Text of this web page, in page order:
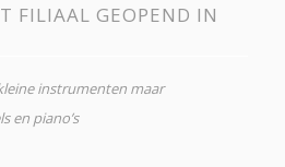
FILIAAL GEOPEND IN
instrumenten maar
en piano’s